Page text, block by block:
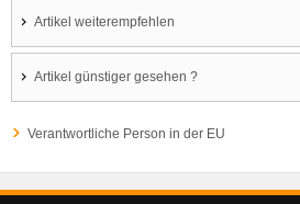
Artikel weiterempfehlen
Artikel günstiger gesehen ?
Verantwortliche Person in der EU